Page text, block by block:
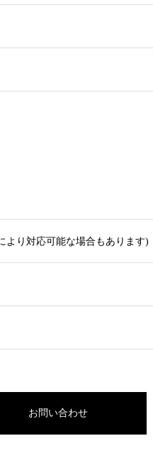
より対応可能な場合もあります)
お問い合わせ